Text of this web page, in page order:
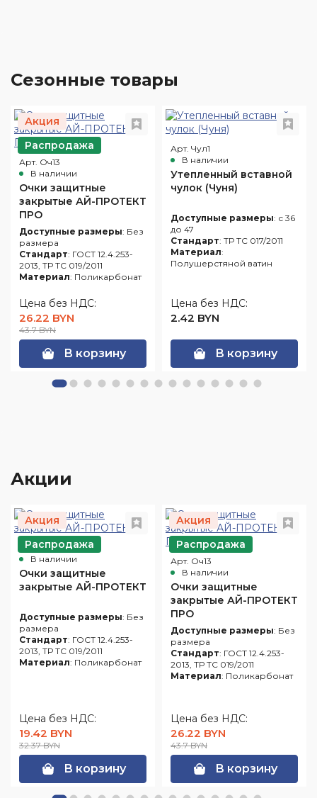
Сезонные товары
Акция
Распродажа
Арт. Оч13
В наличии
Очки защитные
закрытые АЙ-ПРОТЕКТ
ПРО
Доступные размеры: Без
размера
Стандарт: ГОСТ 12.4.253-
2013, ТР ТС 019/2011
Материал: Поликарбонат
Цена без НДС:
26.22 BYN
43.7 BYN
В корзину
Арт. Чул1
В наличии
Утепленный вставной
чулок (Чуня)
Доступные размеры: с 36
до 47
Стандарт: ТР ТС 017/2011
Материал:
Полушерстяной ватин
Цена без НДС:
2.42 BYN
В корзину
Акции
Акция
Распродажа
Арт. Оч10
В наличии
Очки защитные
закрытые АЙ-ПРОТЕКТ
Доступные размеры: Без
размера
Стандарт: ГОСТ 12.4.253-
2013, ТР ТС 019/2011
Материал: Поликарбонат
Цена без НДС:
19.42 BYN
32.37 BYN
В корзину
Акция
Распродажа
Арт. Оч13
В наличии
Очки защитные
закрытые АЙ-ПРОТЕКТ
ПРО
Доступные размеры: Без
размера
Стандарт: ГОСТ 12.4.253-
2013, ТР ТС 019/2011
Материал: Поликарбонат
Цена без НДС:
26.22 BYN
43.7 BYN
В корзину